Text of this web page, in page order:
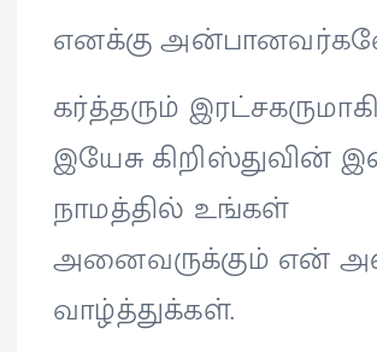
எனக்கு
கர்த்தரும்
இயேசு கிறிஸ்துவின்
நாமத்தில் உங்கள்
அனைவருக்கும் என்
வாழ்த்துக்கள்.